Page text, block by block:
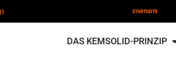
STARTSEITE
DAS KEMSOLID-PRINZIP